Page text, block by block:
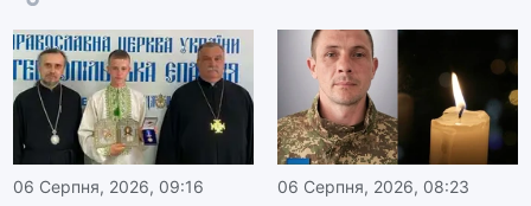
06 Серпня, 2026, 09:16 06 Серпня, 2026, 08:23